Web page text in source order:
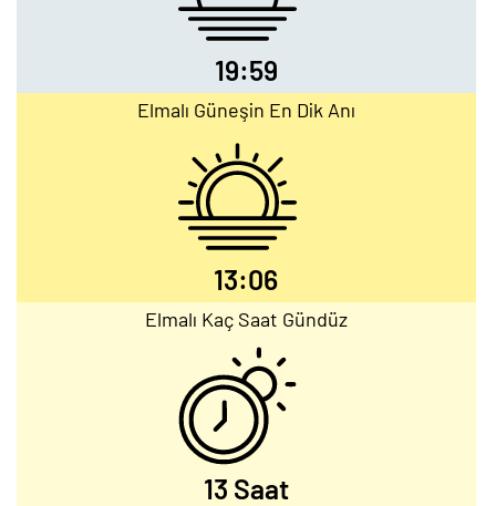
19:59
Elmalı Güneşin En Dik Anı
13:06
Elmalı Kaç Saat Gündüz
13 Saat